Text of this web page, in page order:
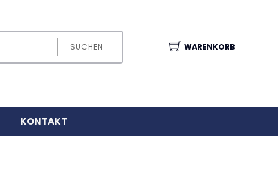
SUCHEN WARENKORB
KONTAKT